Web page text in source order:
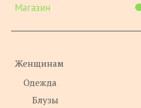
Магазин
Женщинам
Одежда
Блузы